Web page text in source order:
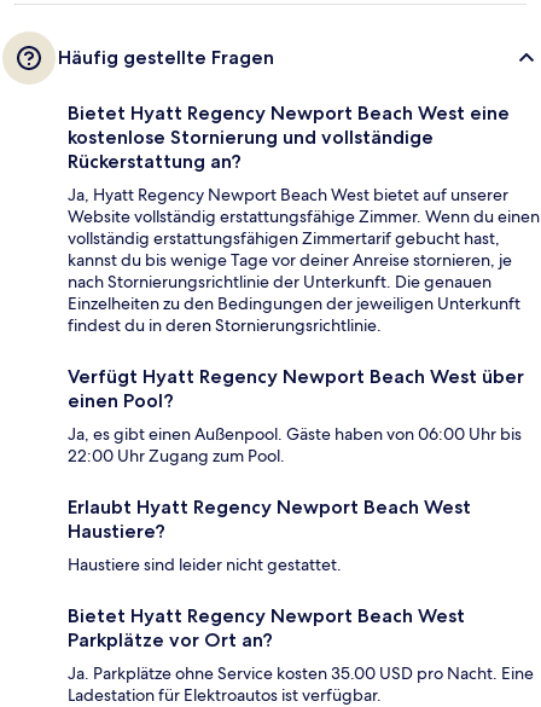
Häufig gestellte Fragen
Bietet Hyatt Regency Newport Beach West eine
kostenlose Stornierung und vollständige
Rückerstattung an?
Ja, Hyatt Regency Newport Beach West bietet auf unserer
Website vollständig erstattungsfähige Zimmer. Wenn du einen
vollständig erstattungsfähigen Zimmertarif gebucht hast,
kannst du bis wenige Tage vor deiner Anreise stornieren, je
nach Stornierungsrichtlinie der Unterkunft. Die genauen
Einzelheiten zu den Bedingungen der jeweiligen Unterkunft
findest du in deren Stornierungsrichtlinie.
Verfügt Hyatt Regency Newport Beach West über
einen Pool?
Ja, es gibt einen Außenpool. Gäste haben von 06:00 Uhr bis
22:00 Uhr Zugang zum Pool.
Erlaubt Hyatt Regency Newport Beach West
Haustiere?
Haustiere sind leider nicht gestattet.
Bietet Hyatt Regency Newport Beach West
Parkplätze vor Ort an?
Ja. Parkplätze ohne Service kosten 35.00 USD pro Nacht. Eine
Ladestation für Elektroautos ist verfügbar.